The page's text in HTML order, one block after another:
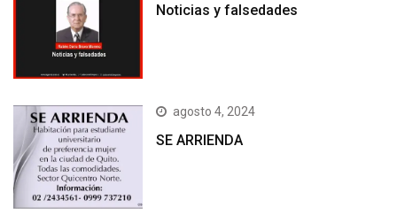
Noticias y falsedades
agosto 4, 2024
SE ARRIENDA